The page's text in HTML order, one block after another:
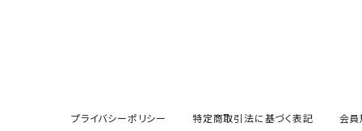
プライバシーポリシー 特定商取引法に基づく表記 会員